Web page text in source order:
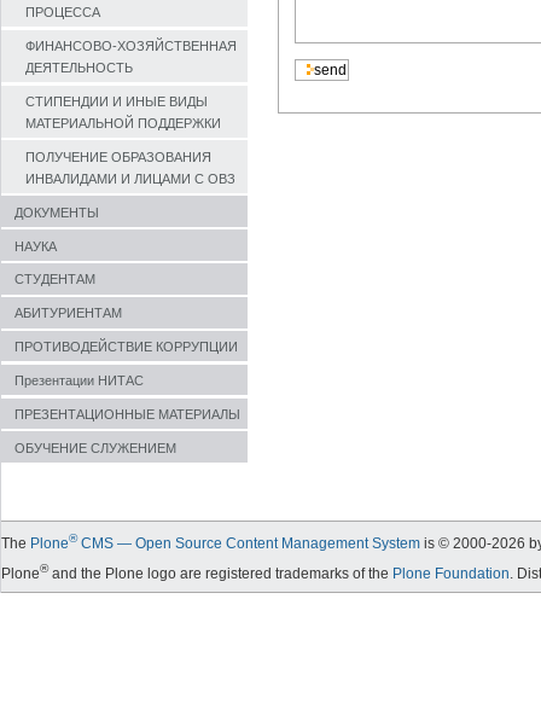
ПРОЦЕССА
ФИНАНСОВО-ХОЗЯЙСТВЕННАЯ
ДЕЯТЕЛЬНОСТЬ
СТИПЕНДИИ И ИНЫЕ ВИДЫ
МАТЕРИАЛЬНОЙ ПОДДЕРЖКИ
ПОЛУЧЕНИЕ ОБРАЗОВАНИЯ
ИНВАЛИДАМИ И ЛИЦАМИ С ОВЗ
ДОКУМЕНТЫ
НАУКА
СТУДЕНТАМ
АБИТУРИЕНТАМ
ПРОТИВОДЕЙСТВИЕ КОРРУПЦИИ
Презентации НИТАС
ПРЕЗЕНТАЦИОННЫЕ МАТЕРИАЛЫ
ОБУЧЕНИЕ СЛУЖЕНИЕМ
The Plone®CMS — Open Source Content Management System is © 2000-2026
Plone®and the Plone logo are registered trademarks of the Plone Foundation.